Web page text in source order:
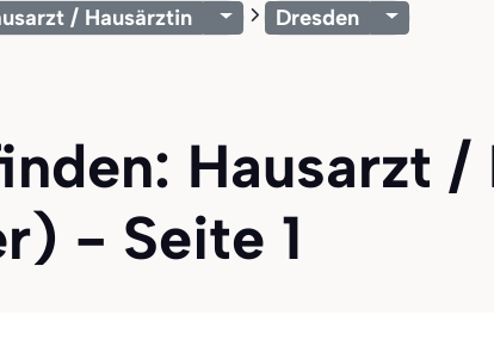
/ Hausärztin Dresden
Hausarzt
- Seite 1